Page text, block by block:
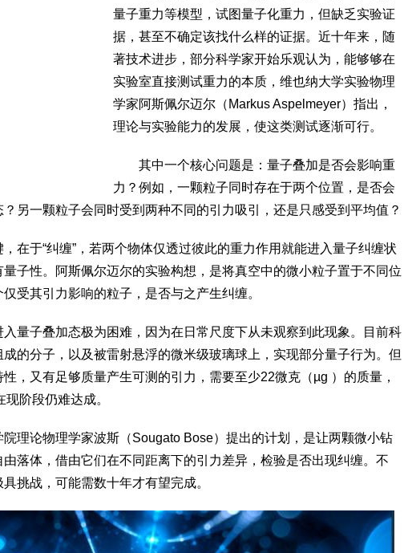
量子重力等模型，试图量子化重力，但缺乏实验证
据，甚至不确定该找什么样的证据。近十年来，随
著技术进步，部分科学家开始乐观认为，能够够在
实验室直接测试重力的本质，维也纳大学实验物理
学家阿斯佩尔迈尔（Markus Aspelmeyer）指出，
理论与实验能力的发展，使这类测试逐渐可行。
其中一个核心问题是：量子叠加是否会影响重
力？例如，一颗粒子同时存在于两个位置，是否会
另一颗粒子会同时受到两种不同的引力吸引，还是只感受到平均值？
于“纠缠”，若两个物体仅透过彼此的重力作用就能进入量子纠缠状
子性。阿斯佩尔迈尔的实验构想，是将真空中的微小粒子置于不同位
受其引力影响的粒子，是否与之产生纠缠。
子叠加态极为困难，因为在日常尺度下从未观察到此现象。目前科
的分子，以及被雷射悬浮的微米级玻璃球上，实现部分量子行为。但
，又有足够质量产生可测的引力，需要至少22微克（µg ）的质量，
阶段仍难达成。
论物理学家波斯（Sougato Bose）提出的计划，是让两颗微小钻
落体，借由它们在不同距离下的引力差异，检验是否出现纠缠。不
挑战，可能需数十年才有望完成。